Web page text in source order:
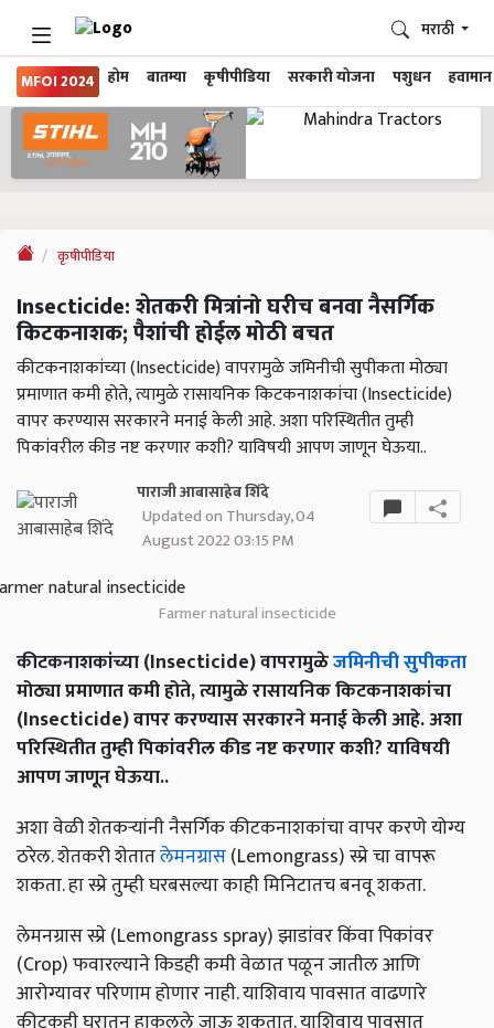
MFOI 2024 होम बातम्या कृषीपीडिया सरकारी योजना पशुधन हवामान
मराठी
कृषीपीडिया
Insecticide: शेतकरी मित्रांनो घरीच बनवा नैसर्गिक
किटकनाशक; पैशांची होईल मोठी बचत
कीटकनाशकांच्या (Insecticide) वापरामुळे जमिनीची सुपीकता मोठ्या
प्रमाणात कमी होते, त्यामुळे रासायनिक किटकनाशकांचा (Insecticide)
वापर करण्यास सरकारने मनाई केली आहे. अशा परिस्थितीत तुम्ही
पिकांवरील कीड नष्ट करणार कशी? याविषयी आपण जाणून घेऊया..
पाराजी आबासाहेब शिंदे
Updated on Thursday, 04
August 2022 03:15 PM
Farmer natural insecticide
कीटकनाशकांच्या (Insecticide) वापरामुळेजमिनीची सुपीकता
मोठ्या प्रमाणात कमी होते, त्यामुळे रासायनिक किटकनाशकांचा
(Insecticide) वापर करण्यास सरकारने मनाई केली आहे. अशा
परिस्थितीत तुम्ही पिकांवरील कीड नष्ट करणार कशी? याविषयी
आपण जाणून घेऊया..
अशा वेळी शेतकऱ्यांनी नैसर्गिक कीटकनाशकांचा वापर करणे योग्य
ठरेल. शेतकरी शेतातलेमनग्रास(Lemongrass) स्प्रे चा वापरू
शकता. हा स्प्रे तुम्ही घरबसल्या काही मिनिटातच बनवू शकता.
लेमनग्रास स्प्रे (Lemongrass spray) झाडांवर किंवा पिकांवर
(Crop) फवारल्याने किडही कमी वेळात पळून जातील आणि
आरोग्यावर परिणाम होणार नाही. याशिवाय पावसात वाढणारे